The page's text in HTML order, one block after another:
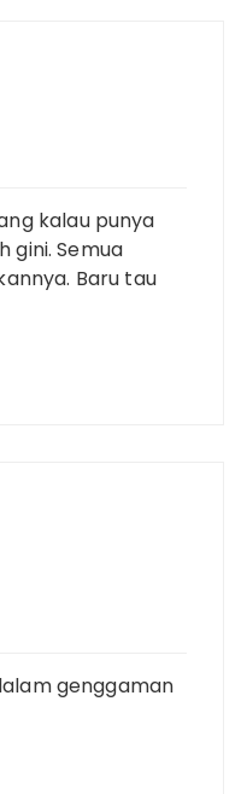
kalau punya
gini. Semua
Baru tau
genggaman